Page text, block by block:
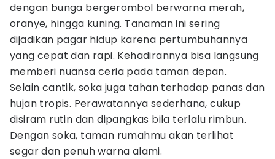
dengan bunga bergerombol berwarna merah,
oranye, hingga kuning. Tanaman ini sering
dijadikan pagar hidup karena pertumbuhannya
yang cepat dan rapi. Kehadirannya bisa langsung
memberi nuansa ceria pada taman depan.
Selain cantik, soka juga tahan terhadap panas dan
hujan tropis. Perawatannya sederhana, cukup
disiram rutin dan dipangkas bila terlalu rimbun.
Dengan soka, taman rumahmu akan terlihat
segar dan penuh warna alami.